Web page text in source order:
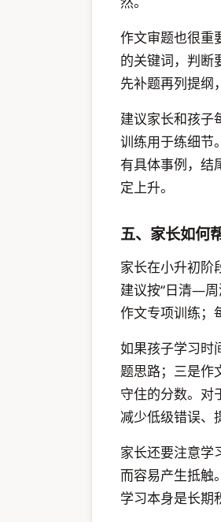
作文审题也很重
的关键词，判断
先补题再列提纲
建议家长和孩子
训练用于练细节
有具体事例，结
定上升。
五、家长如何
家长在小升初阶
建议按“日清—
作文专项训练；
如果孩子学习时
题思路；三是作
守住的分数。对
减少低级错误、
家长还要注意学
而容易产生抵触
学习本身是长期